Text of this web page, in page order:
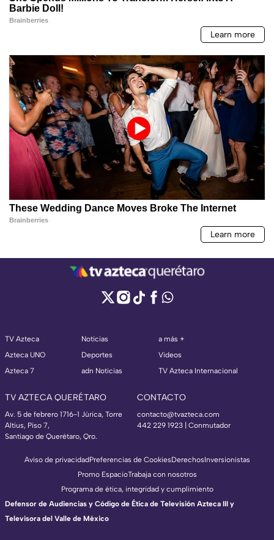
TV Azteca
Azteca UNO
Azteca 7
Noticias
Deportes
adn Noticias
a más +
Videos
TV Azteca Internacional
TV AZTECA QUERÉTARO
Av. 5 de febrero 1716-1 Júrica, Torre
Altius, Piso 7,
Santiago de Querétaro, Qro.
CONTACTO
contacto@tvazteca.com
442 229 1923 | Conmutador
Aviso de privacidadPreferencias de CookiesDerechosInversionistas
Promo EspacioTrabaja con nosotros
Programa de ética, integridad y cumplimiento
Defensor de Audiencias y Código de Ética de Televisión Azteca III y
Televisora del Valle de México